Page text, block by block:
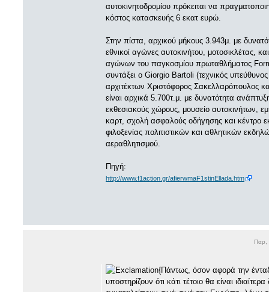
αυτοκινητοδρομίου πρόκειται να
κόστος κατασκευής 6 εκατ ευρώ.
Στην πίστα, αρχικού μήκους 3.943μ. με
εθνικοί αγώνες αυτοκινήτου, μοτοσικλέτας,
αγώνων του παγκοσμίου πρωταθλήματος
συντάξει ο Giorgio Bartoli (τεχνικός
αρχιτέκτων Χριστόφορος Σακελλαρόπουλος
είναι αρχικά 5.700τ.μ. με δυνατότητα
εκθεσιακούς χώρους, μουσείο αυτοκινήτων,
καρτ, σχολή ασφαλούς οδήγησης και κέντρο
φιλοξενίας πολιτιστικών και αθλητικών
αεραθλητισμού.
Πηγή:
http://www.f1action.gr/afierwmaF1stinEllada.htm
Παρ,
{Πάντως, όσον αφορά την
υποστηρίζουν ότι κάτι τέτοιο θα είναι